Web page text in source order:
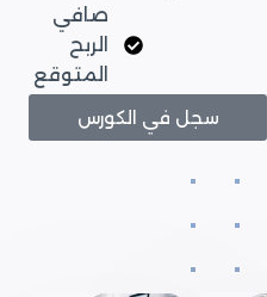
صافي
الربح
المتوقع
سجل في الكورس